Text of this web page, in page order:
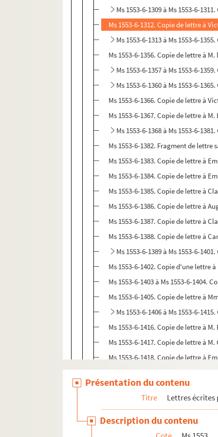
Ms 1553-6-1309 à Ms 1553-6-
Ms 1553-6-1312. Copie de lettre à
Ms 1553-6-1313 à Ms 1553-6-
Ms 1553-6-1356. Copie de lettre à
Ms 1553-6-1357 à Ms 1553-6-
Ms 1553-6-1360 à Ms 1553-6-
Ms 1553-6-1366. Copie de lettre à
Ms 1553-6-1367. Copie de lettre à
Ms 1553-6-1368 à Ms 1553-6-
Ms 1553-6-1382. Fragment de
Ms 1553-6-1383. Copie de lettre à
Ms 1553-6-1384. Copie de lettre à
Ms 1553-6-1385. Copie de lettre à
Ms 1553-6-1386. Copie de lettre à
Ms 1553-6-1387. Copie de lettre à
Ms 1553-6-1388. Copie de lettre à
Ms 1553-6-1389 à Ms 1553-6-
Ms 1553-6-1402. Copie d'une lettre
Ms 1553-6-1403 à Ms 1553-6-1404.
Ms 1553-6-1405. Copie de lettre à
Ms 1553-6-1406 à Ms 1553-6-
Ms 1553-6-1416. Copie de lettre à
Ms 1553-6-1417. Copie de lettre à
Ms 1553-6-1418. Copie de lettre à
Ms 1553-6-1419. Copie de lettre à
Ms 1553-6-1420. Copie de lettre à
Ms 1553-6-1421. Copie de lettre à
Ms 1553-6-1422. Copie de lettre au
Ms 1553-6-1423. Copie d'un
Présentation du contenu
Titre Lettres écrites
Description du contenu